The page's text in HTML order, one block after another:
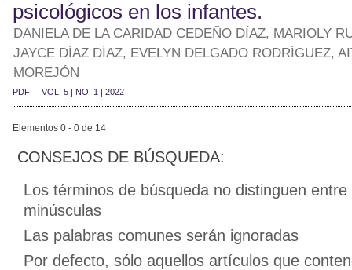
psicológicos en los infantes.
DANIELA DE LA CARIDAD CEDEÑO DÍAZ, MARIOLY
JAYCE DÍAZ DÍAZ, EVELYN DELGADO RODRÍGUEZ,
MOREJÓN
PDF VOL. 5 | NO. 1 | 2022
Elementos 0 - 0 de 14
CONSEJOS DE BÚSQUEDA:
Los términos de búsqueda no distinguen
minúsculas
Las palabras comunes serán ignoradas
Por defecto, sólo aquellos artículos que